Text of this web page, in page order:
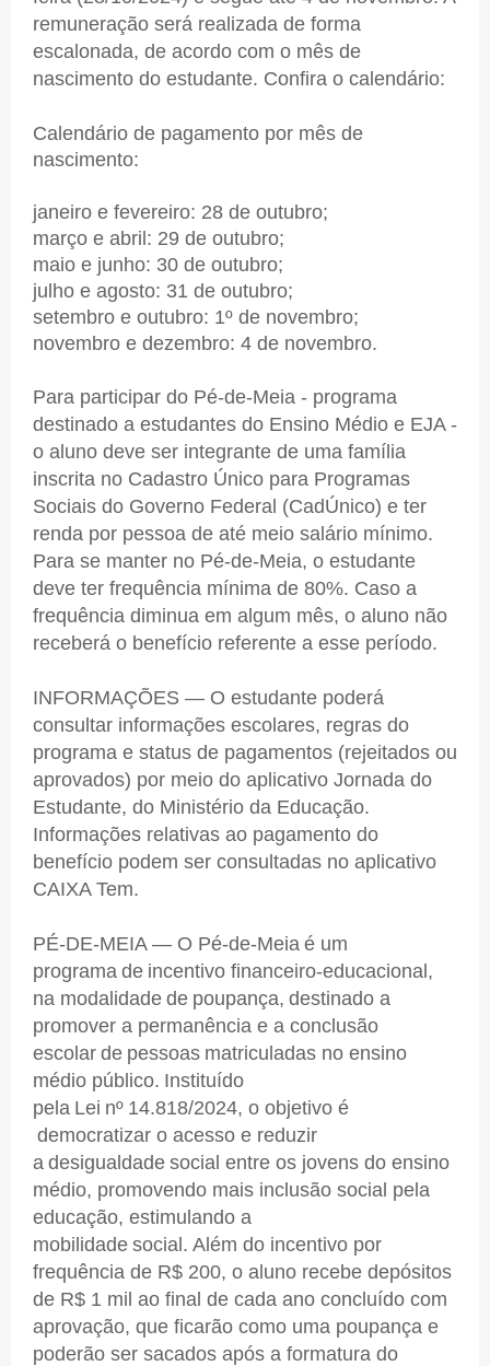
remuneração será realizada de forma
escalonada, de acordo com o mês de
nascimento do estudante. Confira o calendário:
Calendário de pagamento por mês de
nascimento:
janeiro e fevereiro: 28 de outubro;
março e abril: 29 de outubro;
maio e junho: 30 de outubro;
julho e agosto: 31 de outubro;
setembro e outubro: 1º de novembro;
novembro e dezembro: 4 de novembro.
Para participar do Pé-de-Meia - programa
destinado a estudantes do Ensino Médio e EJA -
o aluno deve ser integrante de uma família
inscrita no Cadastro Único para Programas
Sociais do Governo Federal (CadÚnico) e ter
renda por pessoa de até meio salário mínimo.
Para se manter no Pé-de-Meia, o estudante
deve ter frequência mínima de 80%. Caso a
frequência diminua em algum mês, o aluno não
receberá o benefício referente a esse período.
INFORMAÇÕES — O estudante poderá
consultar informações escolares, regras do
programa e status de pagamentos (rejeitados ou
aprovados) por meio do aplicativo Jornada do
Estudante, do Ministério da Educação.
Informações relativas ao pagamento do
benefício podem ser consultadas no aplicativo
CAIXA Tem.
PÉ-DE-MEIA — O Pé-de-Meia é um
programa de incentivo financeiro-educacional,
na modalidade de poupança, destinado a
promover a permanência e a conclusão
escolar de pessoas matriculadas no ensino
médio público. Instituído
pela Lei nº 14.818/2024, o objetivo é
democratizar o acesso e reduzir
a desigualdade social entre os jovens do ensino
médio, promovendo mais inclusão social pela
educação, estimulando a
mobilidade social. Além do incentivo por
frequência de R$ 200, o aluno recebe depósitos
de R$ 1 mil ao final de cada ano concluído com
aprovação, que ficarão como uma poupança e
poderão ser sacados após a formatura do